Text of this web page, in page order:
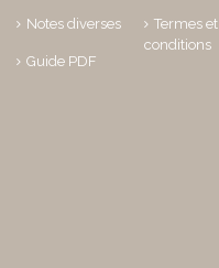
Notes diverses
Guide PDF
Termes et
conditions